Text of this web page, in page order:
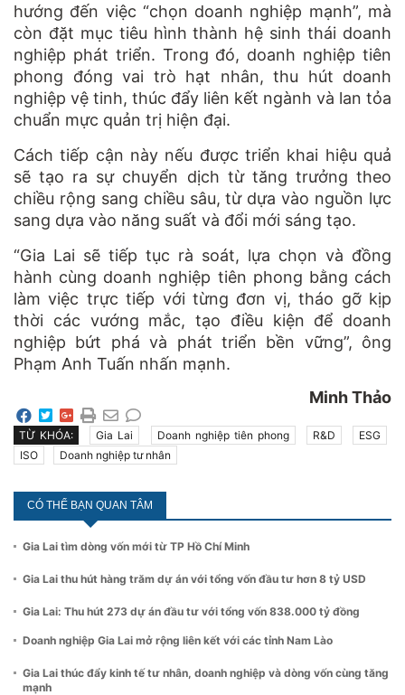
hướng đến việc “chọn doanh nghiệp mạnh”, mà
còn đặt mục tiêu hình thành hệ sinh thái doanh
nghiệp phát triển. Trong đó, doanh nghiệp tiên
phong đóng vai trò hạt nhân, thu hút doanh
nghiệp vệ tinh, thúc đẩy liên kết ngành và lan tỏa
chuẩn mực quản trị hiện đại.
Cách tiếp cận này nếu được triển khai hiệu quả
sẽ tạo ra sự chuyển dịch từ tăng trưởng theo
chiều rộng sang chiều sâu, từ dựa vào nguồn lực
sang dựa vào năng suất và đổi mới sáng tạo.
“Gia Lai sẽ tiếp tục rà soát, lựa chọn và đồng
hành cùng doanh nghiệp tiên phong bằng cách
làm việc trực tiếp với từng đơn vị, tháo gỡ kịp
thời các vướng mắc, tạo điều kiện để doanh
nghiệp bứt phá và phát triển bền vững”, ông
Phạm Anh Tuấn nhấn mạnh.
Minh Thảo
TỪ KHÓA: Gia Lai Doanh nghiệp tiên phong R&D
ESG
ISO
Doanh nghiệp tư nhân
CÓ THỂ BẠN QUAN TÂM
Gia Lai tìm dòng vốn mới từ TP Hồ Chí Minh
Gia Lai thu hút hàng trăm dự án với tổng vốn đầu tư hơn 8 tỷ USD
Gia Lai: Thu hút 273 dự án đầu tư với tổng vốn 838.000 tỷ đồng
Doanh nghiệp Gia Lai mở rộng liên kết với các tỉnh Nam Lào
Gia Lai thúc đẩy kinh tế tư nhân, doanh nghiệp và dòng vốn cùng tăng
mạnh